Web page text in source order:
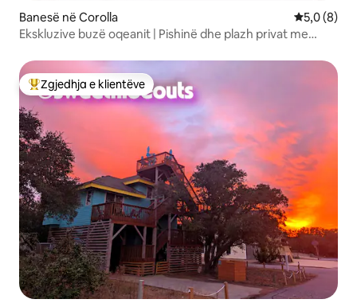
Banesë në Corolla Vlerësimi
5,0 (8)
Ekskluzive buzë oqeanit | Pishinë dhe plazh privat me
Më të mirat e zgjedhjeve të klientëve
Zgjedhja e klientëve